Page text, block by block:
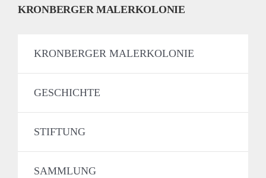
KRONBERGER MALERKOLONIE
KRONBERGER MALERKOLONIE
GESCHICHTE
STIFTUNG
SAMMLUNG